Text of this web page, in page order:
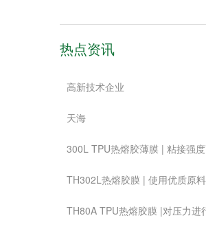
热点资讯
高新技术企业
天海